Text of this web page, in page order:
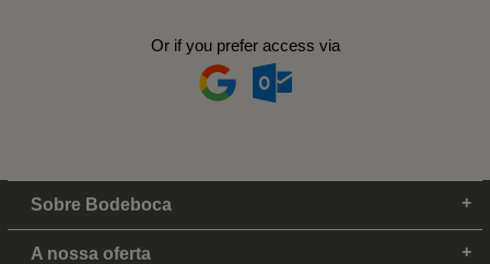
Or if you prefer access via
Sobre Bodeboca
A nossa oferta